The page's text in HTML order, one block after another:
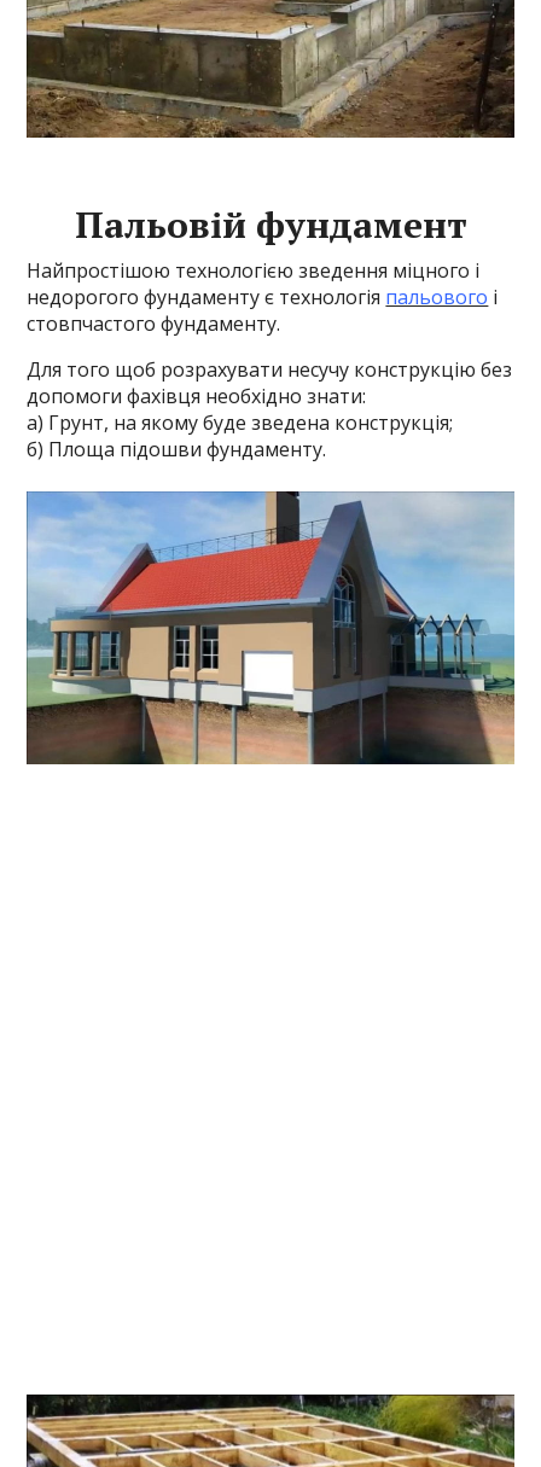
Пальовій фундамент
Найпростішою технологією зведення міцного і
недорогого фундаменту є технологія пальового і
стовпчастого фундаменту.
Для того щоб розрахувати несучу конструкцію без
допомоги фахівця необхідно знати:
а) Грунт, на якому буде зведена конструкція;
б) Площа підошви фундаменту.